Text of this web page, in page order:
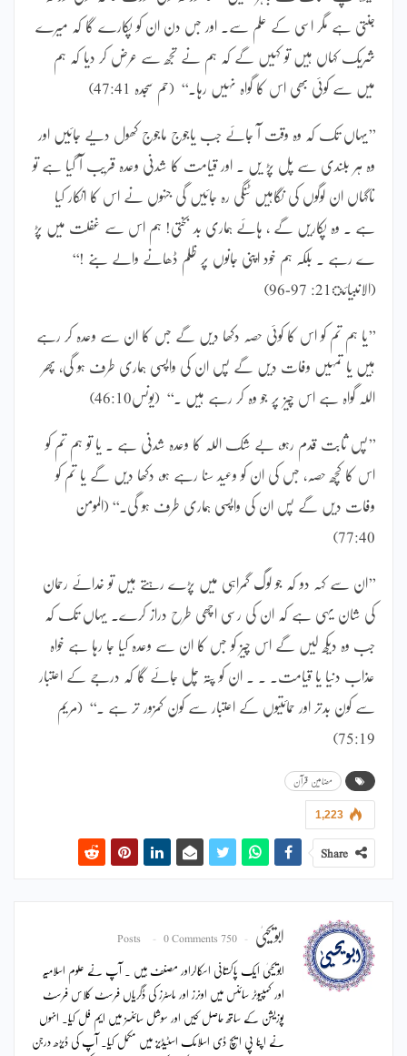
جنتی ہے مگر اسی کے علم سے۔ اور جس دن ان کو پکارے گا کہ میرے
شریک کہاں ہیں تو کہیں گے کہ ہم نے تجھ سے عرض کر دیا کہ ہم
میں سے کوئی بھی اس کا گواہ نہیں رہا۔‘‘ (حم سجدہ 47:41)
’’یہاں تک کہ وہ وقت آ جائے جب یاجوج ماجوج کھول دیے جائیں اور
وہ ہر بلندی سے پل پڑ یں ۔ اور قیامت کا شدنی وعدہ قریب آ گیا ہے تو
ناگہاں ان لوگوں کی نگاہیں ٹنگی رہ جائیں گی جنہوں نے اس کا انکار کیا
ہے ۔ وہ پکاریں گے ، ہائے ہماری بد بختی! ہم اس سے غفلت میں پڑ
ے رہے ۔ بلکہ ہم خود اپنی جانوں پر ظلم ڈھانے والے بنے !‘‘
(الانبیائ21: 97-96)
’’یا ہم تم کو اس کا کوئی حصہ دکھا دیں گے جس کا ان سے وعدہ کر رہے
ہیں یا تمہیں وفات دیں گے پس ان کی واپسی ہماری طرف ہو گی، پھر
اللہ گواہ ہے اس چیز پر جو وہ کر رہے ہیں ۔‘‘ (یونس46:10)
’’پس ثابت قدم رہو، بے شک اللہ کا وعدہ شدنی ہے ۔ یا تو ہم تم کو
اس کا کچھ حصہ، جس کی ان کو وعید سنا رہے ہو، دکھا دیں گے یا تم کو
وفات دیں گے پس ان کی واپسی ہماری طرف ہو گی۔‘‘ (المومن
77:40)
’’ان سے کہہ دو کہ جو لوگ گمراہی میں پڑے رہتے ہیں تو خدائے رحمان
کی شان یہی ہے کہ ان کی رسی اچھی طرح دراز کرے۔ یہاں تک کہ
جب وہ دیکھ لیں گے اس چیز کو جس کا ان سے وعدہ کیا جا رہا ہے خواہ
عذاب دنیا یا قیامت۔ ۔ ۔ ان کو پتہ چل جائے گا کہ درجے کے اعتبار
سے کون بدتر اور حمائتیوں کے اعتبار سے کون کمزور تر ہے ۔‘‘ (مریم
75:19)
مضامین قرآن
1,223
Share
ابویحییٰ 750 Posts
0 Comments
ابویحییٰ ایک پاکستانی اسکالراور مصنف ہیں ۔ آپ نے علوم اسلامیہ
اور کمپیوٹر سائنس میں اونرز اور ماسٹرز کی ڈگریاں فرسٹ کلاس فرسٹ
پوزیشن کے ساتھ حاصل کیں اور سوشل سائنسز میں ایم فل کیا۔ انہوں
نے اپنا پی ایچ ڈی اسلامک اسٹیڈیز میں مکمل کیا۔ آپ کی ڈیڑھ درجن